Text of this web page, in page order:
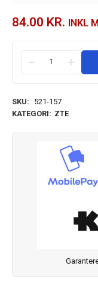
84.00 KR. INKL
SKU:
521-157
KATEGORI: ZTE